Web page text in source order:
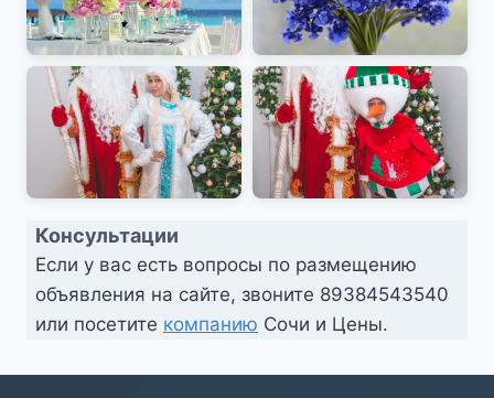
Консультации
Если у вас есть вопросы по размещению
объявления на сайте, звоните 89384543540
или посетите компанию Сочи и Цены.